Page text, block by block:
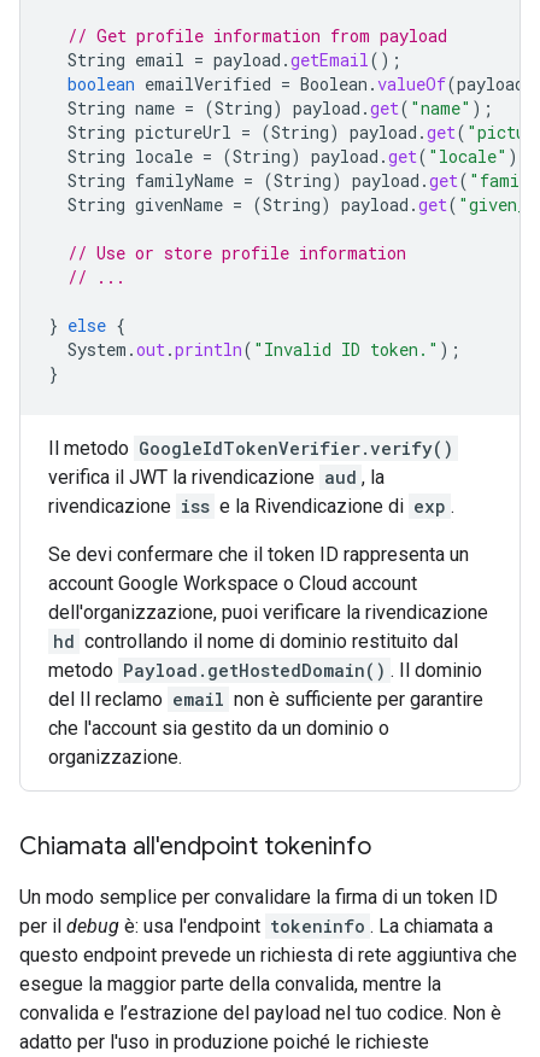
// Get profile information from payload
String email = payload .getEmail();
boolean emailVerified = Boolean .valueOf(payload
String name = (String) payload .get( "name" );
String pictureUrl = (String) payload .get(
String locale = (String) payload .get( "locale" );
String familyName = (String) payload .get(
String givenName = (String) payload .get(
// Use or store profile information
// ...
} else {
System .out.println( "Invalid ID token." );
}
Il metodo GoogleIdTokenVerifier.verify()
verifica il JWT la rivendicazione aud , la
rivendicazione iss e la Rivendicazione di exp .
Se devi confermare che il token ID rappresenta un
account Google Workspace o Cloud account
dell'organizzazione, puoi verificare la rivendicazione
hd controllando il nome di dominio restituito dal
metodo Payload.getHostedDomain() . Il dominio
del Il reclamo email non è sufficiente per garantire
che l'account sia gestito da un dominio o
organizzazione.
Chiamata all'endpoint tokeninfo
Un modo semplice per convalidare la firma di un token ID
per il debug è: usa l'endpoint tokeninfo . La chiamata a
questo endpoint prevede un richiesta di rete aggiuntiva che
esegue la maggior parte della convalida, mentre la
convalida e l’estrazione del payload nel tuo codice. Non è
adatto per l'uso in produzione poiché le richieste